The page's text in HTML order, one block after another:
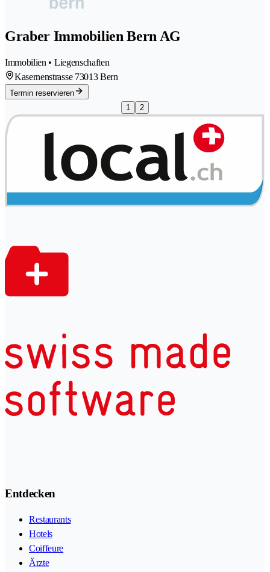
Graber Immobilien Bern AG
Immobilien • Liegenschaften
Kasernenstrasse 73013 Bern
Termin reservieren
1
2
Entdecken
Restaurants
Hotels
Coiffeure
Ärzte